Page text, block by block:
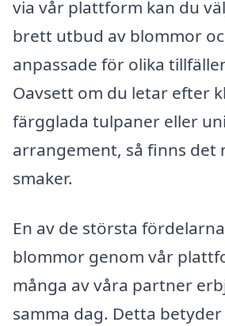
via vår plattform kan du
brett utbud av blommor
anpassade för olika
Oavsett om du letar efter
färgglada tulpaner eller
arrangement, så finns det
smaker.
En av de största
blommor genom vår
många av våra partner
samma dag. Detta